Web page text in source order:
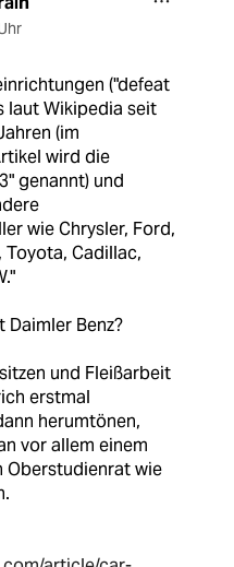
("defeat
laut Wikipedia seit
(im
wird die
genannt) und
wie Chrysler, Ford,
Cadillac,
Daimler Benz?
und Fleißarbeit
erstmal
herumtönen,
vor allem einem
Oberstudienrat wie